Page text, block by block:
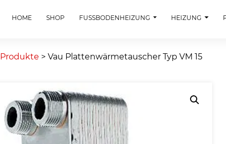
HOME SHOP FUSSBODENHEIZUNG HEIZUNG
Produkte > Vau Plattenwärmetauscher Typ VM 15